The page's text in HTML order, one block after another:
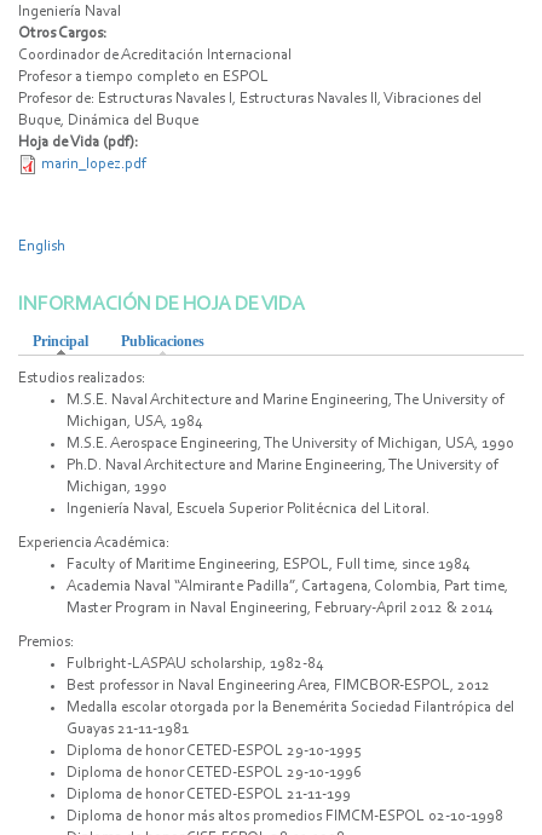
Ingeniería Naval
Otros Cargos:
Coordinador de Acreditación Internacional
Profesor a tiempo completo en ESPOL
Profesor de: Estructuras Navales I, Estructuras Navales II, Vibraciones del
Buque, Dinámica del Buque
Hoja de Vida (pdf):
marin_lopez.pdf
English
INFORMACIÓN DE HOJA DE VIDA
Principal (solapa activa)
Publicaciones
Estudios realizados:
M.S.E. Naval Architecture and Marine Engineering, The University of
Michigan, USA, 1984
M.S.E. Aerospace Engineering, The University of Michigan, USA, 1990
Ph.D. Naval Architecture and Marine Engineering, The University of
Michigan, 1990
Ingeniería Naval, Escuela Superior Politécnica del Litoral.
Experiencia Académica:
Faculty of Maritime Engineering, ESPOL, Full time, since 1984
Academia Naval “Almirante Padilla”, Cartagena, Colombia, Part time,
Master Program in Naval Engineering, February-April 2012 & 2014
Premios:
Fulbright-LASPAU scholarship, 1982-84
Best professor in Naval Engineering Area, FIMCBOR-ESPOL, 2012
Medalla escolar otorgada por la Benemérita Sociedad Filantrópica del
Guayas 21-11-1981
Diploma de honor CETED-ESPOL 29-10-1995
Diploma de honor CETED-ESPOL 29-10-1996
Diploma de honor CETED-ESPOL 21-11-199
Diploma de honor más altos promedios FIMCM-ESPOL 02-10-1998